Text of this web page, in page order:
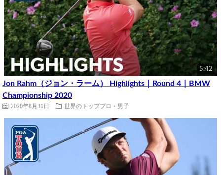
5:42
Jon Rahm（ジョン・ラーム） Highlights｜Round 4｜BMW
Championship 2020
2020年8月31日 世界のトッププロ・男子